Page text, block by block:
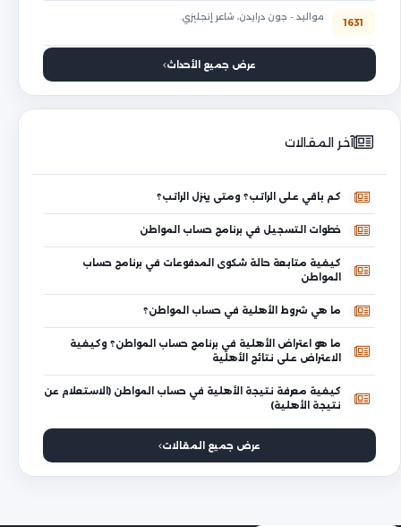
1631
مواليد - جون درايدن، شاعر إنجليزي.
عرض جميع الأحداث
آخر المقالات
كم باقي على الراتب؟ ومتى ينزل الراتب؟
خطوات التسجيل في برنامج حساب المواطن
كيفية متابعة حالة شكوى المدفوعات في برنامج حساب
المواطن
ما هي شروط الأهلية في حساب المواطن؟
ما هو اعتراض الأهلية في برنامج حساب المواطن؟ وكيفية
الاعتراض على نتائج الأهلية
كيفية معرفة نتيجة الأهلية في حساب المواطن (الاستعلام عن
نتيجة الأهلية)
عرض جميع المقالات